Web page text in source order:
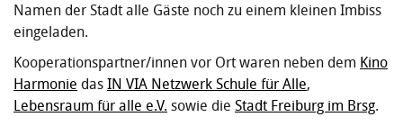
Namen der Stadt alle Gäste noch zu einem kleinen Imbiss
eingeladen.
Kooperationspartner/innen vor Ort waren neben dem Kino
Harmonie das IN VIA Netzwerk Schule für Alle,
Lebensraum für alle e.V. sowie die Stadt Freiburg im Brsg.